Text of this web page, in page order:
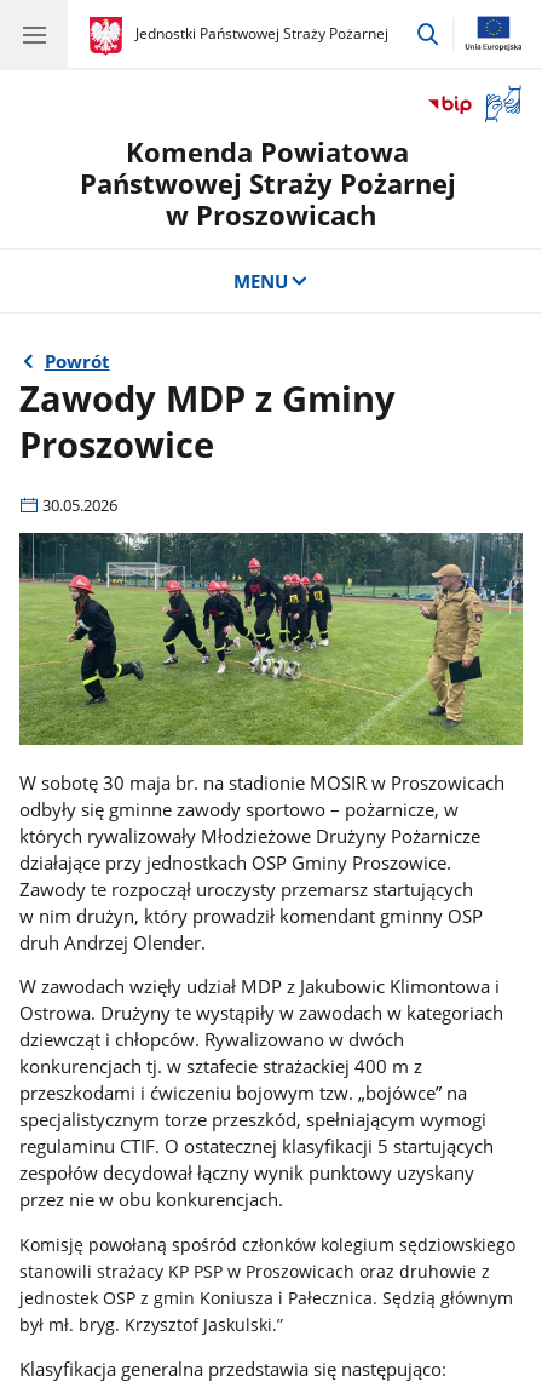
gov.pl
Jednostki Państwowej Straży Pożarnej
gov.pl
Jednostki
przejdź
okno
Komenda Powiatowa
Państwowej Straży Pożarnej
w Proszowicach
MENU
Powrót
Zawody MDP z Gminy
Proszowice
30.05.2026
W sobotę 30 maja br. na stadionie MOSIR w Proszowicach
odbyły się gminne zawody sportowo – pożarnicze, w
których rywalizowały Młodzieżowe Drużyny Pożarnicze
działające przy jednostkach OSP Gminy Proszowice.
Zawody te rozpoczął uroczysty przemarsz startujących
w nim drużyn, który prowadził komendant gminny OSP
druh Andrzej Olender.
W zawodach wzięły udział MDP z Jakubowic Klimontowa i
Ostrowa. Drużyny te wystąpiły w zawodach w kategoriach
dziewcząt i chłopców. Rywalizowano w dwóch
konkurencjach tj. w sztafecie strażackiej 400 m z
przeszkodami i ćwiczeniu bojowym tzw. „bojówce” na
specjalistycznym torze przeszkód, spełniającym wymogi
regulaminu CTIF. O ostatecznej klasyfikacji 5 startujących
zespołów decydował łączny wynik punktowy uzyskany
przez nie w obu konkurencjach.
Komisję powołaną spośród członków kolegium sędziowskiego
stanowili strażacy KP PSP w Proszowicach oraz druhowie z
jednostek OSP z gmin Koniusza i Pałecznica. Sędzią głównym
był mł. bryg. Krzysztof Jaskulski.”
Klasyfikacja generalna przedstawia się następująco: